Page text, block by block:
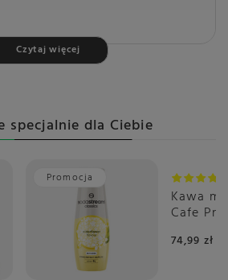
Marka
TRIP COFFEE
Skład
100% Arabika
Drip Bag Coffee
Średni
Single / Jednorodne
Nie
Czytaj więcej
specjalnie dla Ciebie
Promocja
Kawa
Cafe
74,99 zł